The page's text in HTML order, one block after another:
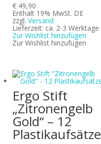
€ 49,90
Enthält 19% MwSt. DE
zzgl.Versand
Lieferzeit: ca. 2-3 Werktage
Zur Wishlist hinzufügen
Zur Wishlist hinzufügen
Ergo Stift
„Zitronengelb
Gold“ – 12
Plastikaufsätze